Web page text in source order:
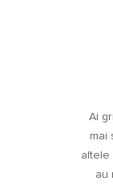
Ai
mai
altele
au